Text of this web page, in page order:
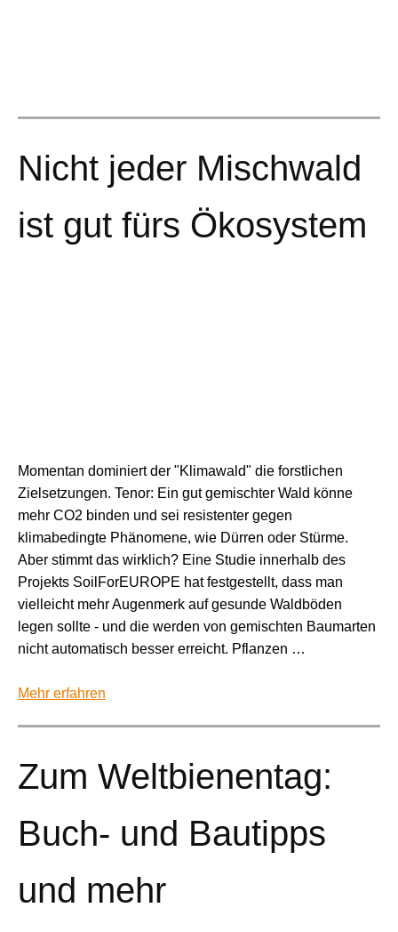
Nicht jeder Mischwald
ist gut fürs Ökosystem
Momentan dominiert der "Klimawald" die forstlichen
Zielsetzungen. Tenor: Ein gut gemischter Wald könne
mehr CO2 binden und sei resistenter gegen
klimabedingte Phänomene, wie Dürren oder Stürme.
Aber stimmt das wirklich? Eine Studie innerhalb des
Projekts SoilForEUROPE hat festgestellt, dass man
vielleicht mehr Augenmerk auf gesunde Waldböden
legen sollte - und die werden von gemischten Baumarten
nicht automatisch besser erreicht. Pflanzen …
Mehr erfahren
Zum Weltbienentag:
Buch- und Bautipps
und mehr